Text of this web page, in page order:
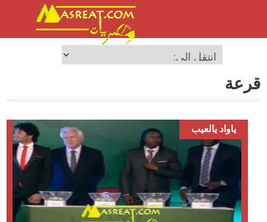
قرعة
ياواد يالعيب